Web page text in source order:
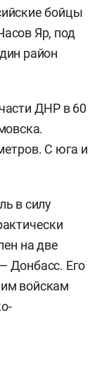
бойцы
Яр, под
район
ДНР в 60
С юга и
в силу
на две
Донбасс. Его
войскам